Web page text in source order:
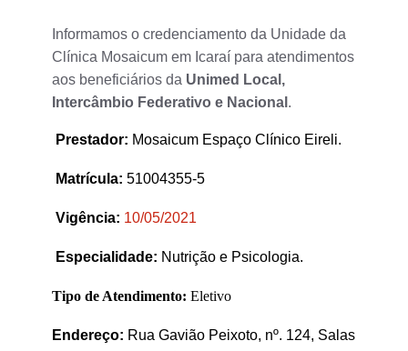
Informamos o credenciamento da Unidade da
Clínica Mosaicum em Icaraí para atendimentos
aos beneficiários da Unimed Local,
Intercâmbio Federativo e Nacional .
Prestador: Mosaicum Espaço Clínico Eireli.
Matrícula: 51004355-5
Vigência: 10/05/2021
Especialidade: Nutrição e Psicologia.
Tipo de Atendimento: Eletivo
Endereço: Rua Gavião Peixoto, nº. 124, Salas